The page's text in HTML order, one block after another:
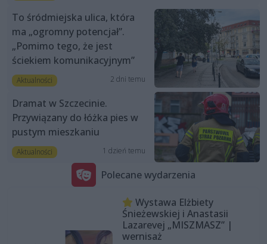
To śródmiejska ulica, która
ma „ogromny potencjał”.
„Pomimo tego, że jest
ściekiem komunikacyjnym”
Aktualności 2 dni temu
Dramat w Szczecinie.
Przywiązany do łóżka pies w
pustym mieszkaniu
Aktualności 1 dzień temu
Polecane wydarzenia
Wystawa Elżbiety
Śnieżewskiej i Anastasii
Lazarevej „MISZMASZ” |
wernisaż